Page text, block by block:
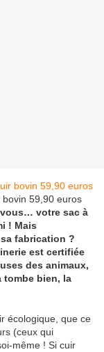
59,90 euros
votre sac à
! Mais
fabrication ?
est certifiée
des animaux,
tombe bien, la
écologique, que ce
(ceux qui
même ! Si cuir